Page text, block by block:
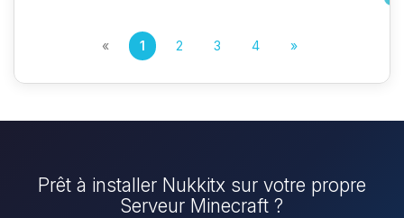
« 1 2 3 4 »
Prêt à installer Nukkitx sur votre propre
Serveur Minecraft ?